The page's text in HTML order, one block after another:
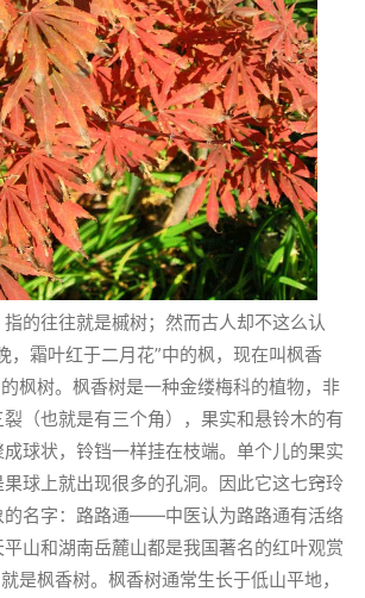
的往往就是槭树；然而古人却不这么认
，霜叶红于二月花”中的枫，现在叫枫香
枫树。枫香树是一种金缕梅科的植物，非
（也就是有三个角），果实和悬铃木的有
球状，铃铛一样挂在枝端。单个儿的果实
球上就出现很多的孔洞。因此它这七窍玲
的名字：路路通——中医认为路路通有活络
山和湖南岳麓山都是我国著名的红叶观赏
是枫香树。枫香树通常生长于低山平地，